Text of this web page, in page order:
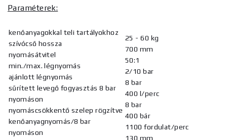
Paraméterek:
kenőanyagokkal teli tartályokhoz
szívócső hossza
nyomásátvitel
min./max. légnyomás
ajánlott légnyomás
sűrített levegő fogyasztás 8 bar
nyomáson
nyomáscsökkentő szelep rögzítve
kenőanyagnyomás/8 bar
nyomáson
25 - 60 kg
700 mm
50:1
2/10 bar
8 bar
400 l/perc
8 bar
400 bár
1100 fordulat/perc
130 mm